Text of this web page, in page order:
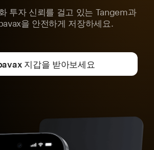
투자 신뢰를 걸고 있는 Tangem과
을 안전하게 저장하세요.
지갑을 받아보세요